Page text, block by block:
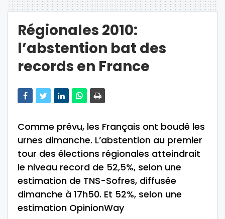
Régionales 2010:
l’abstention bat des
records en France
Comme prévu, les Français ont boudé les
urnes dimanche. L’abstention au premier
tour des élections régionales atteindrait
le niveau record de 52,5%, selon une
estimation de TNS-Sofres, diffusée
dimanche à 17h50. Et 52%, selon une
estimation OpinionWay